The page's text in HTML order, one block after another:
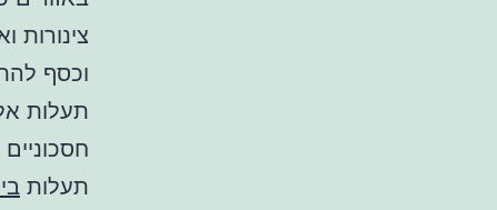
צינורות
וכסף
תעלות
תעלות